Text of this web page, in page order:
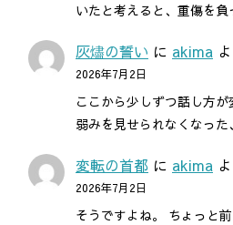
いたと考えると、重傷を
灰燼の誓い に akima
2026年7月2日
ここから少しずつ話し方が
弱みを見せられなくなっ
変転の首都 に akima
2026年7月2日
そうですよね。 ちょっと